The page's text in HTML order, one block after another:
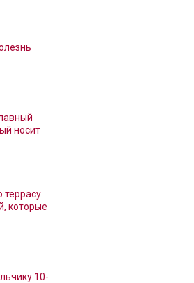
носит
террасу
которые
10-